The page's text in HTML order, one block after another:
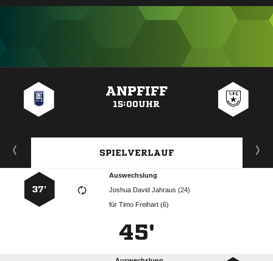
ANPFIFF
15:00UHR
SPIELVERLAUF
Auswechslung
   
für  
37’
45'